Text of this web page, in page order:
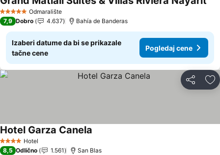
5 ZvezdiceOdmaralište
7,9 Dobro 4.637 Bahía de Banderas
Izaberi datume da bi se prikazale
tačne cene
Pogledaj cene
Deli
4 ZvezdiceHotel
Hotel Garza Canela
8,5 Odlično 1.561 San Blas